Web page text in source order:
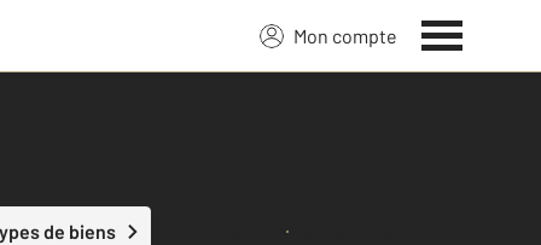
Mon compte
de biens Lancer ma recherche